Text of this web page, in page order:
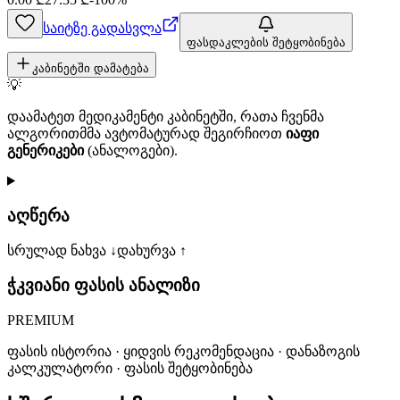
საიტზე გადასვლა
ფასდაკლების შეტყობინება
კაბინეტში დამატება
💡
დაამატეთ მედიკამენტი კაბინეტში, რათა ჩვენმა
ალგორითმმა ავტომატურად შეგირჩიოთ იაფი
გენერიკები(ანალოგები).
აღწერა
სრულად ნახვა ↓დახურვა ↑
ჭკვიანი ფასის ანალიზი
PREMIUM
ფასის ისტორია · ყიდვის რეკომენდაცია · დანაზოგის
კალკულატორი · ფასის შეტყობინება